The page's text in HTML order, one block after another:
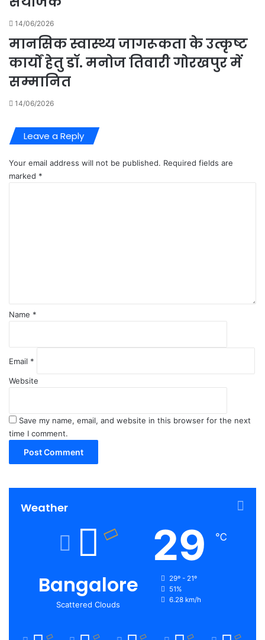
14/06/2026
मानसिक स्वास्थ्य जागरूकता के उत्कृष्ट
कार्यों हेतु डॉ. मनोज तिवारी गोरखपुर में
सम्मानित
14/06/2026
Leave a Reply
Your email address will not be published. Required fields are
marked *
Name *
Email *
Website
Save my name, email, and website in this browser for the next
time I comment.
Weather
Bangalore
Scattered Clouds
29 ℃
29º - 21º
51%
6.28 km/h